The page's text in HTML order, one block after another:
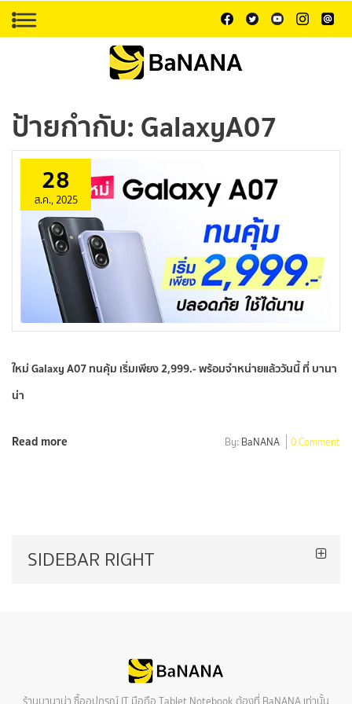
ป้ายกำกับ:GalaxyA07
28
ส.ค., 2025
ใหม่ Galaxy A07 ทนคุ้ม เริ่มเพียง 2,999.- พร้อมจำหน่ายแล้ววันนี้ ที่ บานา
น่า
Read more By: BaNANA 0 Comment
SIDEBAR RIGHT